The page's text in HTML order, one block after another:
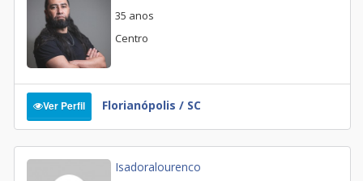
35 anos
Centro
Ver Perfil Florianópolis / SC
Isadoralourenco